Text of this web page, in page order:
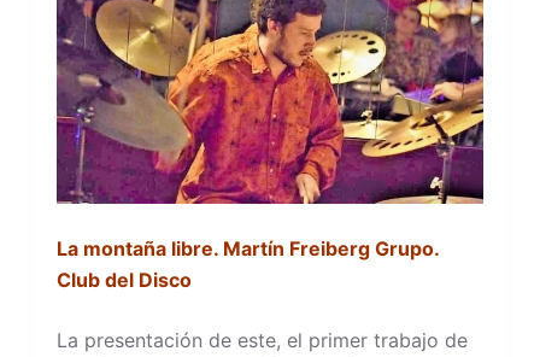
La montaña libre. Martín Freiberg Grupo.
Club del Disco
La presentación de este, el primer trabajo de